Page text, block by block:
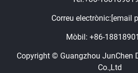
Correu electrònic: [email
Mòbil: +86-
Copyright © Guangzhou JunChen
Co.,Ltd